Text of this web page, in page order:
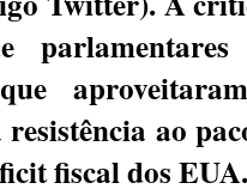
que
ao
fiscal dos